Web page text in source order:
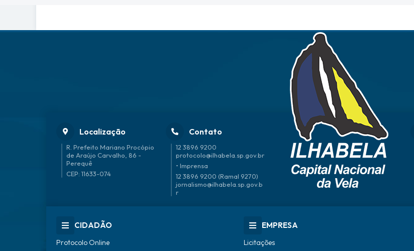
Localização
R. Prefeito Mariano Procópio
de Araújo Carvalho, 86 -
Perequê
CEP: 11633-074
Contato
12 3896 9200
protocolo@ilhabela.sp.gov.br
• Imprensa
12 3896 9200 (Ramal 9270)
jornalismo@ilhabela.sp.gov.b
r
CIDADÃO
Protocolo Online
EMPRESA
Licitações